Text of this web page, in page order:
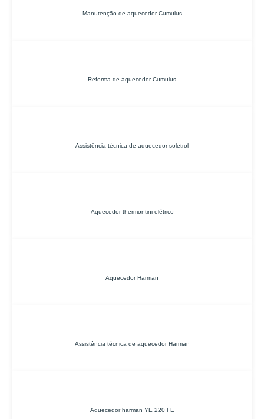
Manutenção de aquecedor Cumulus
Reforma de aquecedor Cumulus
Assistência técnica de aquecedor soletrol
Aquecedor thermontini elétrico
Aquecedor Harman
Assistência técnica de aquecedor Harman
Aquecedor harman YE 220 FE